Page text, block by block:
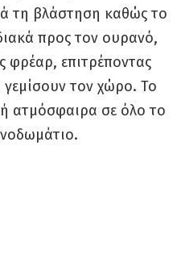
τη βλάστηση καθώς το
προς τον ουρανό,
φρέαρ, επιτρέποντας
τον χώρο. Το
ατμόσφαιρα σε όλο το